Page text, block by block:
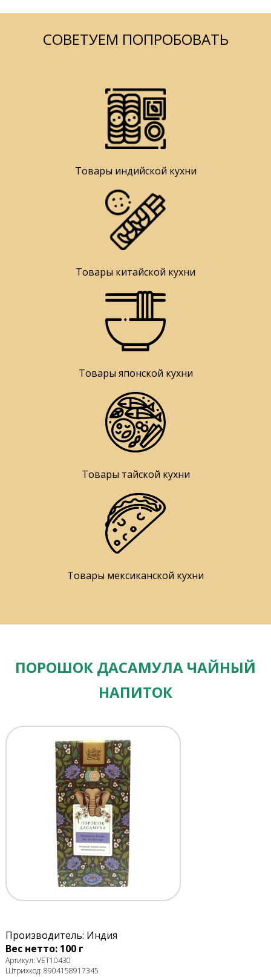
СОВЕТУЕМ ПОПРОБОВАТЬ
Товары индийской кухни
Товары китайской кухни
Товары японской кухни
Товары тайской кухни
Товары мексиканской кухни
ПОРОШОК ДАСАМУЛА ЧАЙНЫЙ
НАПИТОК
Производитель: Индия
Вес нетто: 100 г
Артикул: VET10430
Штрихкод: 8904158917345